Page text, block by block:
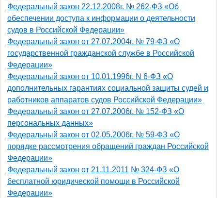
Федеральный закон 22.12.2008г. № 262-ФЗ «Об
обеспечении доступа к информации о деятельности
судов в Российской Федерации»
Федеральный закон от 27.07.2004г. № 79-ФЗ «О
государственной гражданской службе в Российской
Федерации»
Федеральный закон от 10.01.1996г. N 6-ФЗ «О
дополнительных гарантиях социальной защиты судей и
работников аппаратов судов Российской Федерации»
Федеральный закон от 27.07.2006г. № 152-ФЗ «О
персональных данных»
Федеральный закон от 02.05.2006г. № 59-ФЗ «О
порядке рассмотрения обращений граждан Российской
Федерации»
Федеральный закон от 21.11.2011 № 324-ФЗ «О
бесплатной юридической помощи в Российской
Федерации»